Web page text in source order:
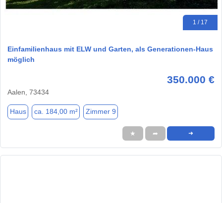
1 / 17
Einfamilienhaus mit ELW und Garten, als Generationen-Haus
möglich
350.000 €
Aalen, 73434
Haus ca. 184,00 m² Zimmer 9
★ ➦ ➜